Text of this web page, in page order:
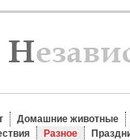
Домашние животные
Разное